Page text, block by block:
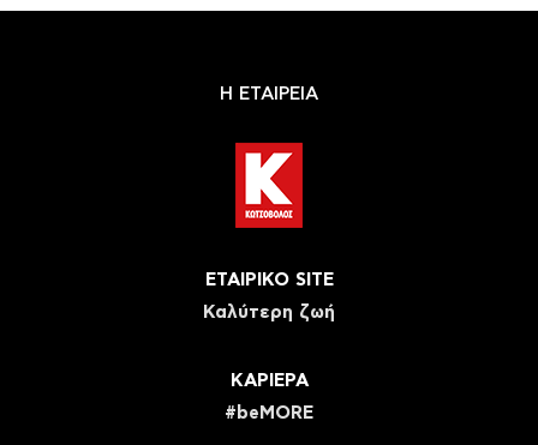
Η ΕΤΑΙΡΕΙΑ
ΕΤΑΙΡΙΚΟ SITE
Καλύτερη ζωή
ΚΑΡΙΕΡΑ
#beMORE